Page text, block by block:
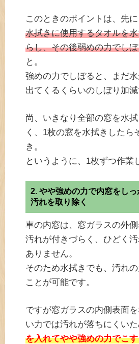
このときのポイントは、先
水拭きに使用するタオルを
らし、その後弱めの力でし
と。
強めの力でしぼると、まだ
出てくるくらいのしぼり加減
尚、いきなり全部の窓を水
く、1枚の窓を水拭きしたら
き。
というように、1枚ずつ作業
2. やや強めの力で内窓をしっ
汚れを取り除く
車の内窓は、窓ガラスの外
汚れが付きづらく、ひどく
ありません。
そのため水拭きでも、汚れ
ことが可能です。
ですが窓ガラスの内側表面
い力では汚れが落ちにくいた
を入れてやや強めの力でこ